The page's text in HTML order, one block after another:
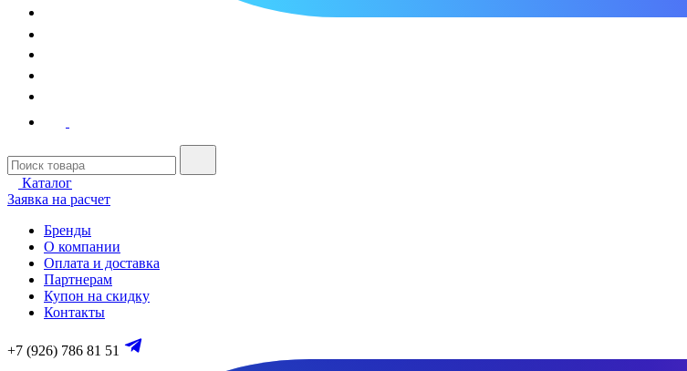
Каталог
Заявка на расчет
Бренды
О компании
Оплата и доставка
Партнерам
Купон на скидку
Контакты
+7 (926) 786 81 51